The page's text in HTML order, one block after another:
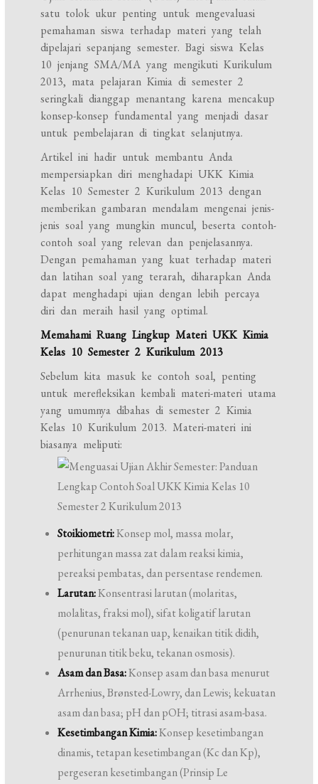
satu tolok ukur penting untuk mengevaluasi
pemahaman siswa terhadap materi yang telah
dipelajari sepanjang semester. Bagi siswa Kelas
10 jenjang SMA/MA yang mengikuti Kurikulum
2013, mata pelajaran Kimia di semester 2
seringkali dianggap menantang karena mencakup
konsep-konsep fundamental yang menjadi dasar
untuk pembelajaran di tingkat selanjutnya.
Artikel ini hadir untuk membantu Anda
mempersiapkan diri menghadapi UKK Kimia
Kelas 10 Semester 2 Kurikulum 2013 dengan
memberikan gambaran mendalam mengenai jenis-
jenis soal yang mungkin muncul, beserta contoh-
contoh soal yang relevan dan penjelasannya.
Dengan pemahaman yang kuat terhadap materi
dan latihan soal yang terarah, diharapkan Anda
dapat menghadapi ujian dengan lebih percaya
diri dan meraih hasil yang optimal.
Memahami Ruang Lingkup Materi UKK Kimia
Kelas 10 Semester 2 Kurikulum 2013
Sebelum kita masuk ke contoh soal, penting
untuk merefleksikan kembali materi-materi utama
yang umumnya dibahas di semester 2 Kimia
Kelas 10 Kurikulum 2013. Materi-materi ini
biasanya meliputi:
Stoikiometri:Konsep mol, massa molar,
perhitungan massa zat dalam reaksi kimia,
pereaksi pembatas, dan persentase rendemen.
Larutan:Konsentrasi larutan (molaritas,
molalitas, fraksi mol), sifat koligatif larutan
(penurunan tekanan uap, kenaikan titik didih,
penurunan titik beku, tekanan osmosis).
Asam dan Basa:Konsep asam dan basa menurut
Arrhenius, Brønsted-Lowry, dan Lewis; kekuatan
asam dan basa; pH dan pOH; titrasi asam-basa.
Kesetimbangan Kimia:Konsep kesetimbangan
dinamis, tetapan kesetimbangan (Kc dan Kp),
pergeseran kesetimbangan (Prinsip Le